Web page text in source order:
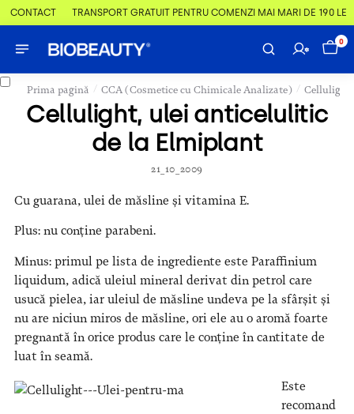
CONTACT TRANSPORT GRATUIT PENTRU COMENZI MAI MARI DE 190 LEI
0
Prima pagină / CCA (Cosmetice cu Chimicale Analizate) /
Cellulight, ulei anticelulitic
de la Elmiplant
21_10_2009
Cu guarana, ulei de măsline și vitamina E.
Plus: nu conține parabeni.
Minus: primul pe lista de ingrediente este Paraffinium
liquidum, adică uleiul mineral derivat din petrol care
usucă pielea, iar uleiul de măsline undeva pe la sfârșit și
nu are niciun miros de măsline, ori ele au o aromă foarte
pregnantă în orice produs care le conține în cantitate de
luat în seamă.
Este
recomand